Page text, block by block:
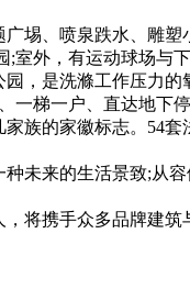
、喷泉跌水、雕塑
室外，有运动球场与
，是洗滌工作压力的
梯一户、直达地下
的家徽标志。54套
来的生活景致;从容
携手众多品牌建筑